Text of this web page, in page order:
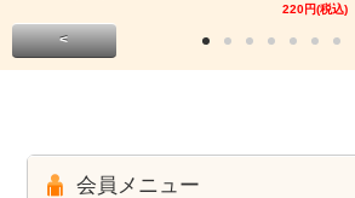
220円(税込)
<
会員メニュー